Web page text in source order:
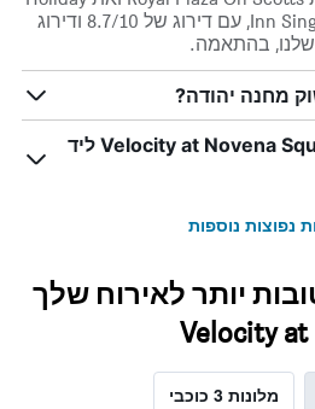
Inn Singapore Little India By IHG, עם דירוג של 8.7/10 ודירוג
מחנה יהודה?
המלצה למלון טוב בVelocity at Novena Square ליד
נפוצות נוספות
יותר לאירוח שלך
מלונות 3 כוכבי